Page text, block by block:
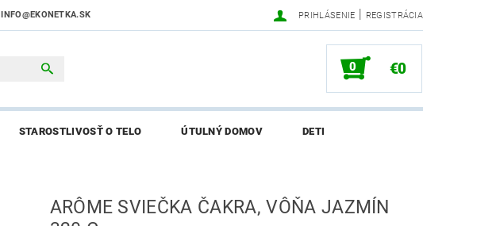
INFO@EKONETKA.SK PRIHLÁSENIE | REGISTRÁCIA
0 €0
STAROSTLIVOSŤ O TELO ÚTULNÝ DOMOV DETI
ARÔME SVIEČKA ČAKRA, VÔŇA JAZMÍN